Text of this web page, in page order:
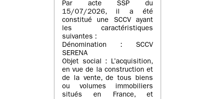
Par acte SSP du
15/07/2026, il a été
constitué une SCCV ayant
les caractéristiques
suivantes :
Dénomination : SCCV
SERENA
Objet social : L’acquisition,
en vue de la construction et
de la vente, de tous biens
ou volumes immobiliers
situés en France, et